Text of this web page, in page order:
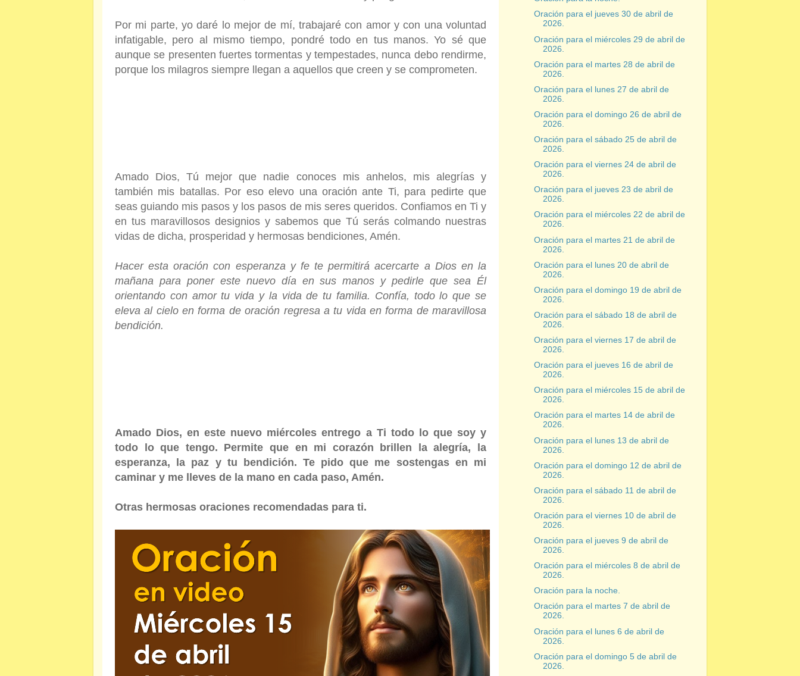
Por mi parte, yo daré lo mejor de mí, trabajaré con amor y con una voluntad
infatigable, pero al mismo tiempo, pondré todo en tus manos. Yo sé que
aunque se presenten fuertes tormentas y tempestades, nunca debo rendirme,
porque los milagros siempre llegan a aquellos que creen y se comprometen.
Amado Dios, Tú mejor que nadie conoces mis anhelos, mis alegrías y
también mis batallas. Por eso elevo una oración ante Ti, para pedirte que
seas guiando mis pasos y los pasos de mis seres queridos. Confiamos en Ti y
en tus maravillosos designios y sabemos que Tú serás colmando nuestras
vidas de dicha, prosperidad y hermosas bendiciones, Amén.
Hacer esta oración con esperanza y fe te permitirá acercarte a Dios en la
mañana para poner este nuevo día en sus manos y pedirle que sea Él
orientando con amor tu vida y la vida de tu familia. Confía, todo lo que se
eleva al cielo en forma de oración regresa a tu vida en forma de maravillosa
bendición.
Amado Dios, en este nuevo miércoles entrego a Ti todo lo que soy y
todo lo que tengo. Permite que en mi corazón brillen la alegría, la
esperanza, la paz y tu bendición. Te pido que me sostengas en mi
caminar y me lleves de la mano en cada paso, Amén.
Otras hermosas oraciones recomendadas para ti.
Oración para el jueves 30 de abril de
2026.
Oración para el miércoles 29 de abril de
2026.
Oración para el martes 28 de abril de
2026.
Oración para el lunes 27 de abril de
2026.
Oración para el domingo 26 de abril de
2026.
Oración para el sábado 25 de abril de
2026.
Oración para el viernes 24 de abril de
2026.
Oración para el jueves 23 de abril de
2026.
Oración para el miércoles 22 de abril de
2026.
Oración para el martes 21 de abril de
2026.
Oración para el lunes 20 de abril de
2026.
Oración para el domingo 19 de abril de
2026.
Oración para el sábado 18 de abril de
2026.
Oración para el viernes 17 de abril de
2026.
Oración para el jueves 16 de abril de
2026.
Oración para el miércoles 15 de abril de
2026.
Oración para el martes 14 de abril de
2026.
Oración para el lunes 13 de abril de
2026.
Oración para el domingo 12 de abril de
2026.
Oración para el sábado 11 de abril de
2026.
Oración para el viernes 10 de abril de
2026.
Oración para el jueves 9 de abril de
2026.
Oración para el miércoles 8 de abril de
2026.
Oración para la noche.
Oración para el martes 7 de abril de
2026.
Oración para el lunes 6 de abril de
2026.
Oración para el domingo 5 de abril de
2026.